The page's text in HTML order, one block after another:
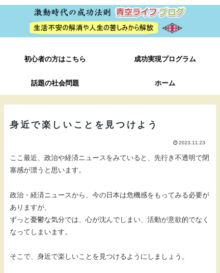
初心者の方はこちら 成功実現プログラム
話題の社会問題 ホーム
身近で楽しいことを見つけよう
2023.11.23
ここ最近、政治や経済ニュースをみていると、先行き不透明で閉
塞感が漂うと思います。
政治・経済ニュースから、今の日本は危機感をもってみる必要が
ありますが、
ずっと憂鬱な気分では、心が沈んでしまい、活動が意欲的でなく
なってしまいます。
そこで、身近で楽しいことを見つけるようにしましょう。